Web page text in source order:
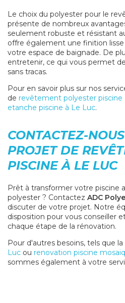
Le choix du polyester pour le
présente de nombreux
seulement robuste et résistant
offre également une finition
votre espace de baignade. De
entretenir, ce qui vous permet
sans tracas.
Pour en savoir plus sur nos
de revêtement polyester piscine
etanche piscine à Le Luc.
CONTACTEZ-
PROJET DE
PISCINE À LE LUC
Prêt à transformer votre piscine
polyester ? Contactez ADC
discuter de votre projet. Notre
disposition pour vous conseiller
chaque étape de la rénovation.
Pour d'autres besoins, tels que la
Luc ou renovation piscine
sommes également à votre